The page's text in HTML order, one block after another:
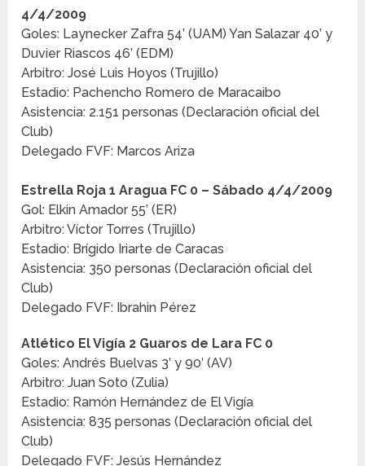
4/4/2009
Goles: Laynecker Zafra 54’ (UAM) Yan Salazar 40’ y
Duvier Riascos 46’ (EDM)
Arbitro: José Luis Hoyos (Trujillo)
Estadio: Pachencho Romero de Maracaibo
Asistencia: 2.151 personas (Declaración oficial del
Club)
Delegado FVF: Marcos Ariza
Estrella Roja 1 Aragua FC 0 – Sábado 4/4/2009
Gol: Elkin Amador 55’ (ER)
Arbitro: Víctor Torres (Trujillo)
Estadio: Brígido Iriarte de Caracas
Asistencia: 350 personas (Declaración oficial del
Club)
Delegado FVF: Ibrahin Pérez
Atlético El Vigía 2 Guaros de Lara FC 0
Goles: Andrés Buelvas 3′ y 90′ (AV)
Arbitro: Juan Soto (Zulia)
Estadio: Ramón Hernández de El Vigía
Asistencia: 835 personas (Declaración oficial del
Club)
Delegado FVF: Jesús Hernández